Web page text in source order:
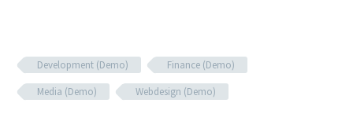
Development (Demo)
Finance (Demo)
Media (Demo)
Webdesign (Demo)